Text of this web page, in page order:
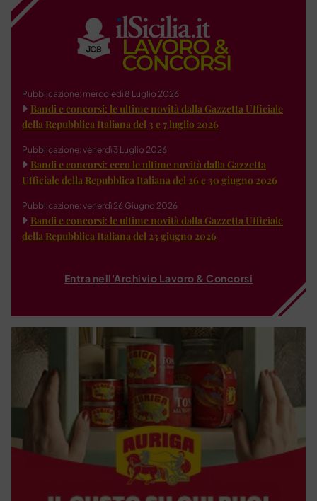
Pubblicazione: mercoledì 8 Luglio 2026
Bandi e concorsi: le ultime novità dalla Gazzetta Ufficiale
della Repubblica Italiana del 3 e 7 luglio 2026
Pubblicazione: venerdì 3 Luglio 2026
Bandi e concorsi: ecco le ultime novità dalla Gazzetta
Ufficiale della Repubblica Italiana del 26 e 30 giugno 2026
Pubblicazione: venerdì 26 Giugno 2026
Bandi e concorsi: le ultime novità dalla Gazzetta Ufficiale
della Repubblica Italiana del 23 giugno 2026
Entra nell'Archivio Lavoro & Concorsi